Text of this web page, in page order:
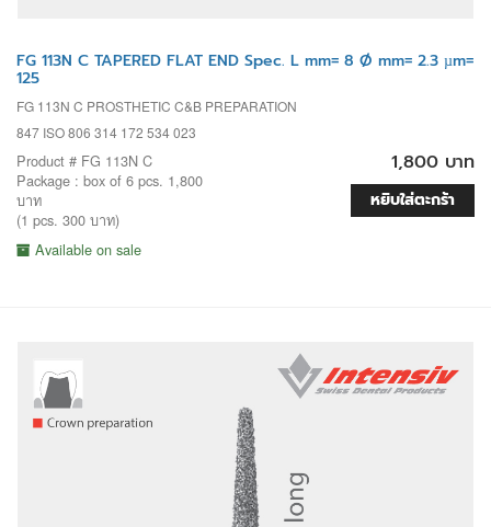
FG 113N C TAPERED FLAT END Spec. L mm= 8 Ø mm= 2.3 µm=
125
FG 113N C PROSTHETIC C&B PREPARATION
847 ISO 806 314 172 534 023
Product # FG 113N C
Package : box of 6 pcs. 1,800
บาท
(1 pcs. 300 บาท)
Available on sale
1,800 บาท
หยิบใส่ตะกร้า